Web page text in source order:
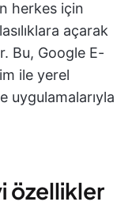
herkes için
açarak
Bu, Google E-
ile yerel
uygulamalarıyla
özellikler